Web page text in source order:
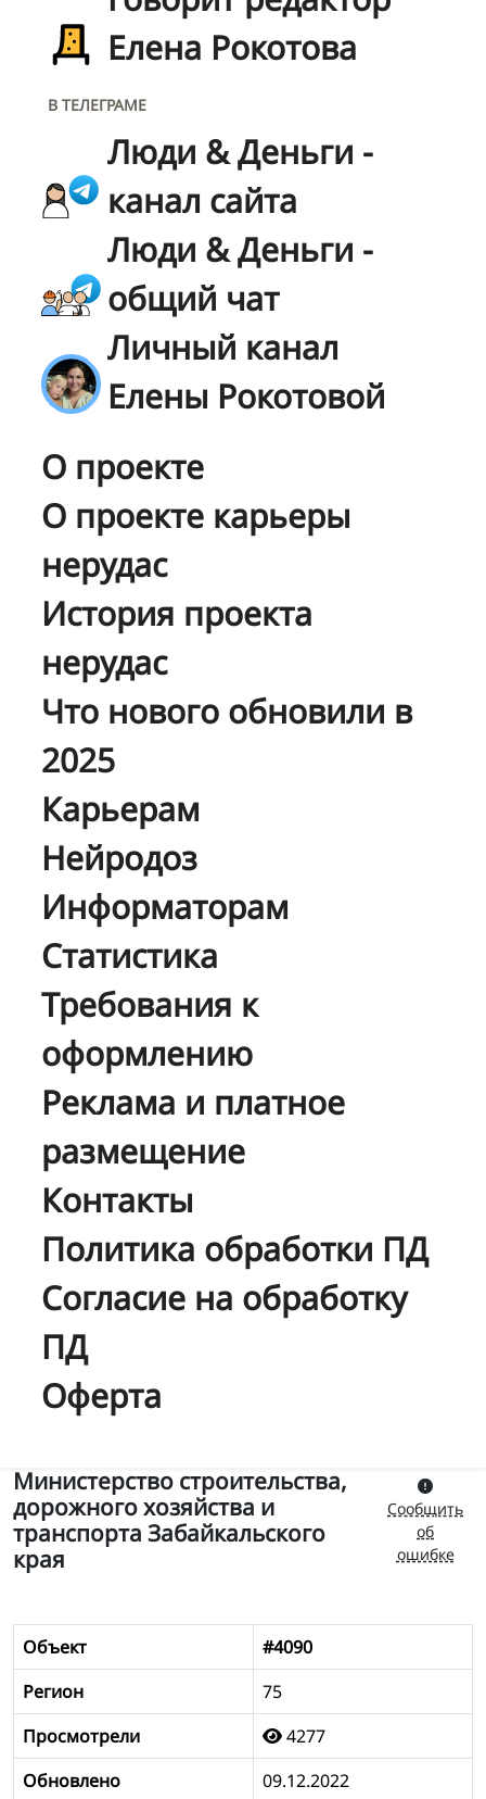
Елена Рокотова
В ТЕЛЕГРАМЕ
Люди & Деньги -
канал сайта
Люди & Деньги -
общий чат
Личный канал
Елены Рокотовой
О проекте
О проекте карьеры
нерудас
История проекта
нерудас
Что нового обновили в
2025
Карьерам
Нейродоз
Информаторам
Статистика
Требования к
оформлению
Реклама и платное
размещение
Контакты
Политика обработки ПД
Согласие на обработку
ПД
Оферта
Министерство строительства,
дорожного хозяйства и
транспорта Забайкальского
края
Сообщить
об
ошибке
Объект
#4090
Регион
75
Просмотрели
4277
Обновлено
09.12.2022